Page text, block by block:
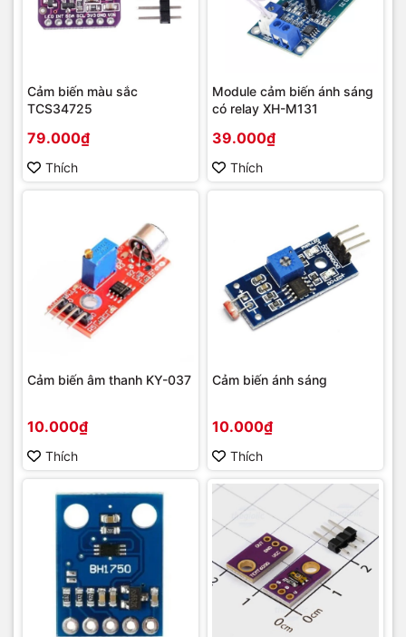
Cảm biến màu sắc
TCS34725
79.000₫
Thích
Module cảm biến ánh sáng
có relay XH-M131
39.000₫
Thích
Cảm biến âm thanh KY-037
10.000₫
Thích
Cảm biến ánh sáng
10.000₫
Thích